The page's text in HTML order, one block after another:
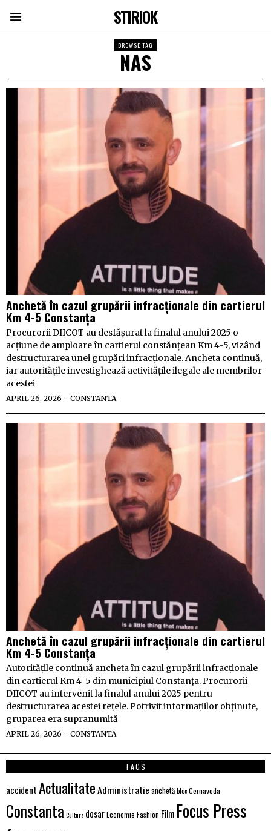
STIRIOK
BROWSE TAG
NAS
Anchetă în cazul grupării infracționale din cartierul
Km 4-5 Constanța
Procurorii DIICOT au desfășurat la finalul anului 2025 o
acțiune de amploare în cartierul constănțean Km 4-5, vizând
destructurarea unei grupări infracționale. Ancheta continuă,
iar autoritățile investighează activitățile ilegale ale membrilor
acestei
APRIL 26, 2026 CONSTANTA
Anchetă în cazul grupării infracționale din cartierul
Km 4-5 Constanța
Autoritățile continuă ancheta în cazul grupării infracționale
din cartierul Km 4-5 din municipiul Constanța. Procurorii
DIICOT au intervenit la finalul anului 2025 pentru
destructurarea acestei rețele. Potrivit informațiilor obținute,
gruparea era supranumită
APRIL 26, 2026 CONSTANTA
TAGS
accidentActualitateAdministratie anchetăblocCernavoda
Constanta Cultura dosarEconomie Fashion Film Focus Press